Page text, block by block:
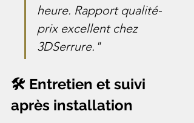
heure. Rapport qualité-
prix excellent chez
3DSerrure."
🛠️ Entretien et suivi
après installation